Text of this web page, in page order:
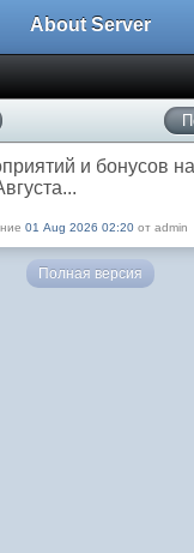
About Server
и бонусов
01 Aug 2026 02:20 от admin
Полная версия